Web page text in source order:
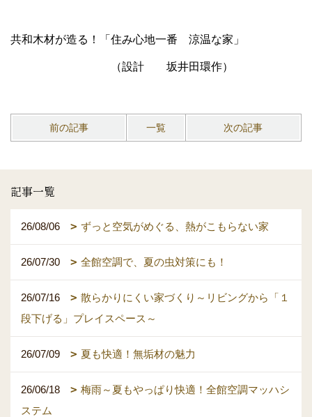
共和木材が造る！「住み心地一番 涼温な家」
（設計 坂井田環作）
前の記事 一覧 次の記事
記事一覧
26/08/06 ずっと空気がめぐる、熱がこもらない家
26/07/30 全館空調で、夏の虫対策にも！
26/07/16
散らかりにくい家づくり～リビングから「１
段下げる」プレイスペース～
26/07/09 夏も快適！無垢材の魅力
26/06/18
梅雨～夏もやっぱり快適！全館空調マッハシ
ステム